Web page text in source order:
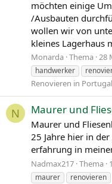
möchten einige
/Ausbauten
wollen wir von
kleines Lagerhaus
Monarda Thema 28
handwerker
Renovieren in Portugal
N Maurer und
Maurer und
25 Jahre hier in
erfahrung in
Nadmax217 Thema
maurer
renovieren